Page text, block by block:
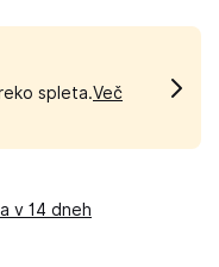
spleta.Več
v 14 dneh